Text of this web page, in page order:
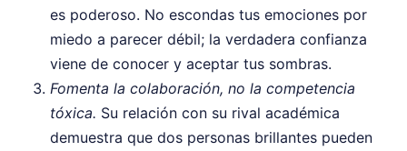
es poderoso. No escondas tus emociones por
miedo a parecer débil; la verdadera confianza
viene de conocer y aceptar tus sombras.
Fomenta la colaboración, no la competencia
tóxica. Su relación con su rival académica
demuestra que dos personas brillantes pueden